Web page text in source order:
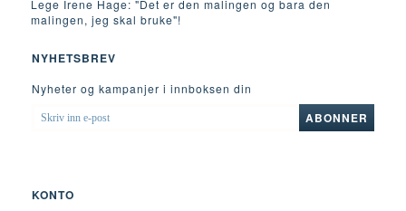
Lege Irene Hage: "Det er den malingen og bara den
malingen, jeg skal bruke"!
NYHETSBREV
Nyheter og kampanjer i innboksen din
SKRIV
INN
ABONNER
KONTO